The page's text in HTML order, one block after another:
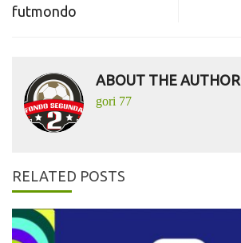
navigation
futmondo
ABOUT THE AUTHOR
gori 77
RELATED POSTS